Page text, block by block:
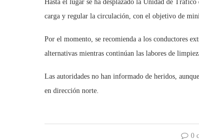
Hasta el lugar se ha desplazado la Unidad de
carga y regular la circulación, con el objetivo de
Por el momento, se recomienda a los conductores
alternativas mientras continúan las labores de
Las autoridades no han informado de heridos,
en dirección norte.
0